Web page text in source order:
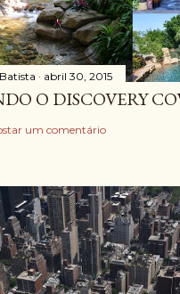
abril 30, 2015
O DISCOVERY
um comentário